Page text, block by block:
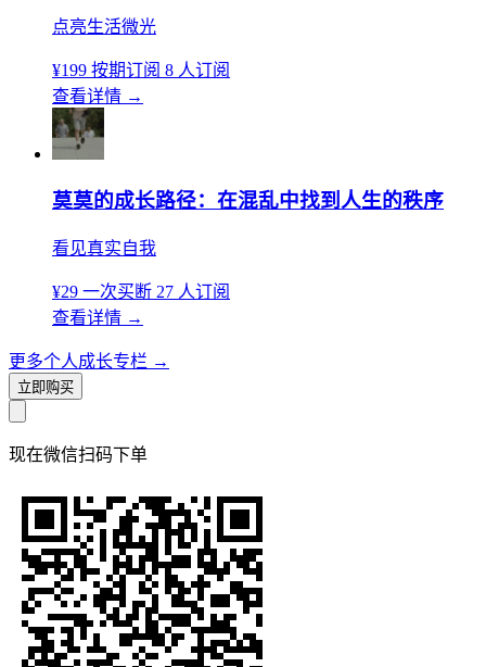
点亮生活微光
¥199 按期订阅 8 人订阅
查看详情 →
莫莫的成长路径：在混乱中找到人生的秩序
看见真实自我
¥29 一次买断 27 人订阅
查看详情 →
更多个人成长专栏 →
立即购买
现在微信扫码下单